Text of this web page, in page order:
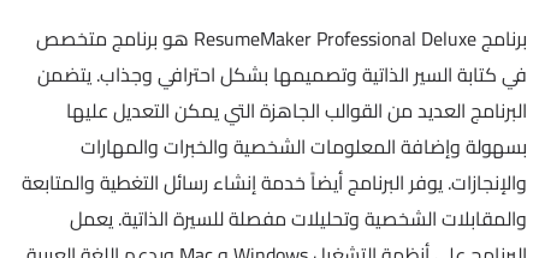
برنامج ResumeMaker Professional Deluxe هو برنامج متخصص
في كتابة السير الذاتية وتصميمها بشكل احترافي وجذاب. يتضمن
البرنامج العديد من القوالب الجاهزة التي يمكن التعديل عليها
بسهولة وإضافة المعلومات الشخصية والخبرات والمهارات
والإنجازات. يوفر البرنامج أيضاً خدمة إنشاء رسائل التغطية والمتابعة
والمقابلات الشخصية وتحليلات مفصلة للسيرة الذاتية. يعمل